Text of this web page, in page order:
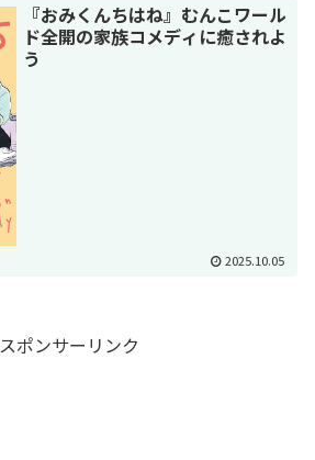
『おみくんちはね』むんこワール
ド全開の家族コメディに癒されよ
う
2025.10.05
スポンサーリンク